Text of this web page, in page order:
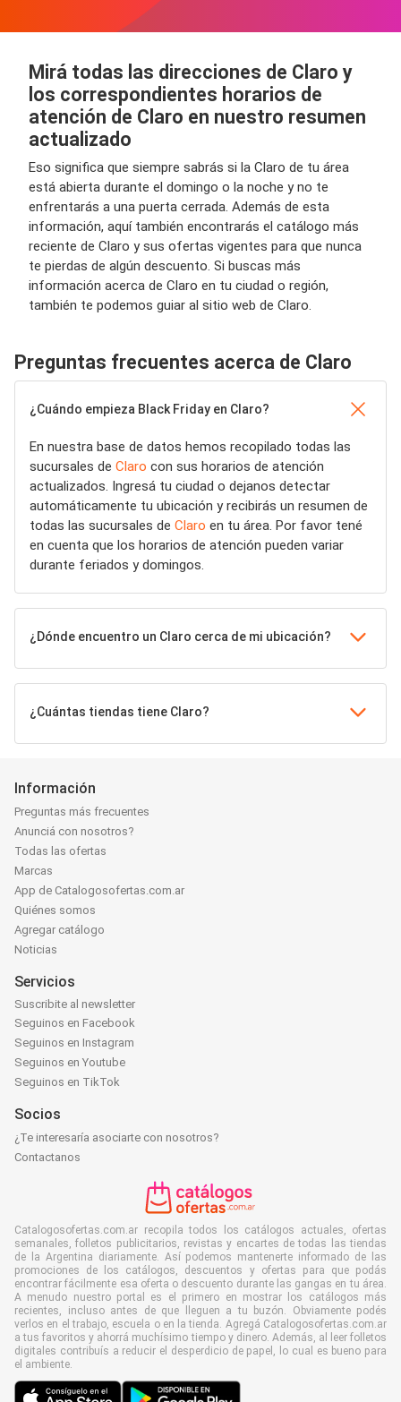
Mirá todas las direcciones de Claro y
los correspondientes horarios de
atención de Claro en nuestro resumen
actualizado
Eso significa que siempre sabrás si la Claro de tu área
está abierta durante el domingo o la noche y no te
enfrentarás a una puerta cerrada. Además de esta
información, aquí también encontrarás el catálogo más
reciente de Claro y sus ofertas vigentes para que nunca
te pierdas de algún descuento. Si buscas más
información acerca de Claro en tu ciudad o región,
también te podemos guiar al sitio web de Claro.
Preguntas frecuentes acerca de Claro
¿Cuándo empieza Black Friday en Claro?
En nuestra base de datos hemos recopilado todas las
sucursales de Claro con sus horarios de atención
actualizados. Ingresá tu ciudad o dejanos detectar
automáticamente tu ubicación y recibirás un resumen de
todas las sucursales de Claro en tu área. Por favor tené
en cuenta que los horarios de atención pueden variar
durante feriados y domingos.
¿Dónde encuentro un Claro cerca de mi ubicación?
¿Cuántas tiendas tiene Claro?
Información
Preguntas más frecuentes
Anunciá con nosotros?
Todas las ofertas
Marcas
App de Catalogosofertas.com.ar
Quiénes somos
Agregar catálogo
Noticias
Servicios
Suscribite al newsletter
Seguinos en Facebook
Seguinos en Instagram
Seguinos en Youtube
Seguinos en TikTok
Socios
¿Te interesaría asociarte con nosotros?
Contactanos
Catalogosofertas.com.ar recopila todos los catálogos actuales, ofertas
semanales, folletos publicitarios, revistas y encartes de todas las tiendas
de la Argentina diariamente. Así podemos mantenerte informado de las
promociones de los catálogos, descuentos y ofertas para que podás
encontrar fácilmente esa oferta o descuento durante las gangas en tu área.
A menudo nuestro portal es el primero en mostrar los catálogos más
recientes, incluso antes de que lleguen a tu buzón. Obviamente podés
verlos en el trabajo, escuela o en la tienda. Agregá Catalogosofertas.com.ar
a tus favoritos y ahorrá muchísimo tiempo y dinero. Además, al leer folletos
digitales contribuís a reducir el desperdicio de papel, lo cual es bueno para
el ambiente.